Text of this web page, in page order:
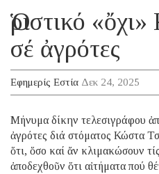
Ὁριστικό
σέ ἀγρότες
Εφημερίς Εστία Δεκ 24, 2025
Μήνυμα δίκην τελεσιγράφου
ἀγρότες διά στόματος Κώστα
ὅτι, ὅσο καί ἄν κλιμακώσουν
ἀποδεχθοῦν ὅτι αἰτήματα πού